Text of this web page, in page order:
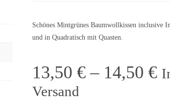
Schönes Mintgrünes Baumwollkissen inclusive
und in Quadratisch mit Quasten.
13,50 € – 14,50 €
Versand